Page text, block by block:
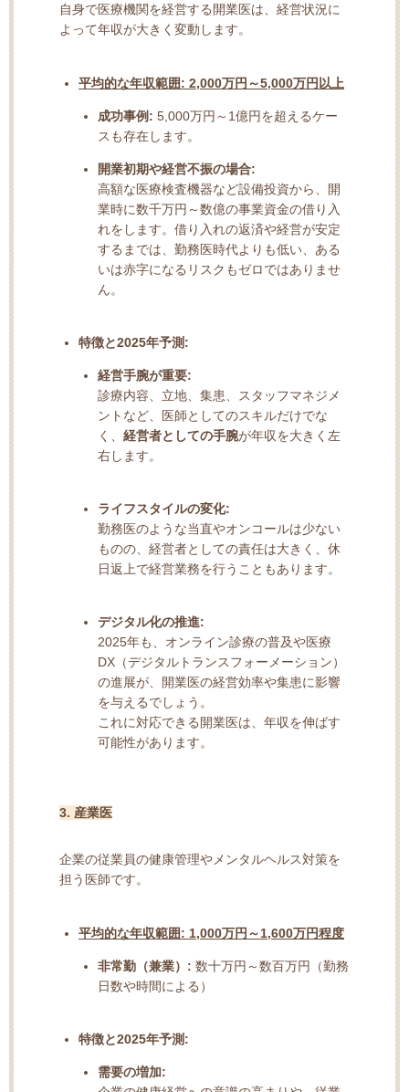
自身で医療機関を経営する開業医は、経営状況に
よって年収が大きく変動します。
平均的な年収範囲: 2,000万円～5,000万円以上
成功事例: 5,000万円～1億円を超えるケー
スも存在します。
開業初期や経営不振の場合:
高額な医療検査機器など設備投資から、開
業時に数千万円～数億の事業資金の借り入
れをします。借り入れの返済や経営が安定
するまでは、勤務医時代よりも低い、ある
いは赤字になるリスクもゼロではありませ
ん。
特徴と2025年予測:
経営手腕が重要:
診療内容、立地、集患、スタッフマネジメ
ントなど、医師としてのスキルだけでな
く、 経営者としての手腕が年収を大きく左
右します。
ライフスタイルの変化:
勤務医のような当直やオンコールは少ない
ものの、経営者としての責任は大きく、休
日返上で経営業務を行うこともあります。
デジタル化の推進:
2025年も、オンライン診療の普及や医療
DX（デジタルトランスフォーメーション）
の進展が、開業医の経営効率や集患に影響
を与えるでしょう。
これに対応できる開業医は、年収を伸ばす
可能性があります。
3. 産業医
企業の従業員の健康管理やメンタルヘルス対策を
担う医師です。
平均的な年収範囲: 1,000万円～1,600万円程度
非常勤（兼業）: 数十万円～数百万円（勤務
日数や時間による）
特徴と2025年予測:
需要の増加: